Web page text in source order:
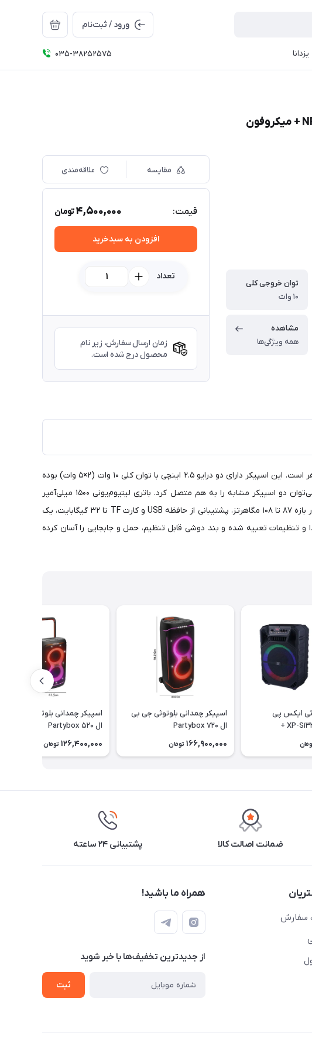
ورود / ثبت‌نام
035-38252575
توان خروجی کلی
10 وات
مشاهده
همه ویژگی‌ها
مقایسه علاقه‌مندی
قیمت: 4,500,000تومان
افزودن به سبدخرید
تعداد
زمان ارسال سفارش، زیر نام
محصول درج شده است.
اسپیکر بی‌سیم قابل حمل New Rixing مدل NR-6013M به همراه میکروفون، گزینه‌ای سبک و جمع‌وجور برای مصارف روزمره و سفر است. این اسپیکر دارای دو درایو ۲.۵ اینچی با توان کلی ۱۰ وات (۲×۵ وات) بوده
و از بلوتوث نسخه ۵.۰ با برد ۱۰ متر و همچنین ورودی AUX برای اتصال سیمی پشتیبانی می‌کند. با بهره‌گیری از فناوری TWS می‌توان دو اسپیکر مشابه را به هم متصل کرد. باتری لیتیوم‌یونی ۱۵۰۰ میلی‌آمپر
ساعتی، ۳ ساعت زمان شارژ (از طریق درگاه میکرو USB) و ۴ تا ۵ ساعت پخش موسیقی فراهم می‌کند. قابلیت دریافت امواج FM در بازه ۸۷ تا ۱۰۸ مگاهرتز، پشتیبانی از حافظه USB و کارت TF تا ۳۲ گیگابایت، یک
تنظیمات تعبیه شده و بند دوشی قابل تنظیم، حمل و جابجایی را آسان کرده
ایکس پی
پروداکت XP-S1323U +
کنترل
اسپیکر چمدانی بلوتوثی جی بی
ال Partybox 720
166,900,000 تومان
اسپیکر چمدانی بلوتوثی جی بی
ال Partybox 520
126,400,000 تومان
ضمانت اصالت کالا پشتیبانی ۲۴ ساعته
سفارش
همراه ما باشید!
از جدید‌ترین تخفیف‌ها با‌ خبر شوید
ثبت